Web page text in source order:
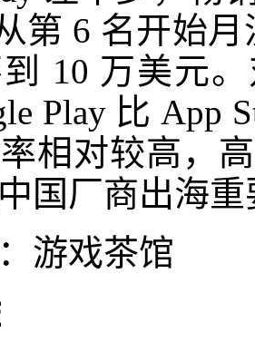
第 6 名开始
10 万美元
Play 比 App
相对较高，
国厂商出海
游戏茶馆